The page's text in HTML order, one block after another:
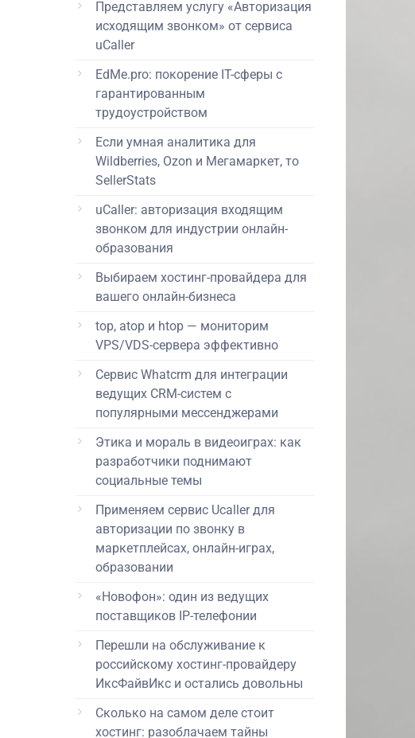
Представляем услугу «Авторизация
исходящим звонком» от сервиса
uCaller
EdMe.pro: покорение IT-сферы с
гарантированным
трудоустройством
Если умная аналитика для
Wildberries, Ozon и Мегамаркет, то
SellerStats
uCaller: авторизация входящим
звонком для индустрии онлайн-
образования
Выбираем хостинг-провайдера для
вашего онлайн-бизнеса
top, atop и htop — мониторим
VPS/VDS-сервера эффективно
Сервис Whatcrm для интеграции
ведущих CRM-систем с
популярными мессенджерами
Этика и мораль в видеоиграх: как
разработчики поднимают
социальные темы
Применяем сервис Ucaller для
авторизации по звонку в
маркетплейсах, онлайн-играх,
образовании
«Новофон»: один из ведущих
поставщиков IP-телефонии
Перешли на обслуживание к
российскому хостинг-провайдеру
ИксФайвИкс и остались довольны
Сколько на самом деле стоит
хостинг: разоблачаем тайны